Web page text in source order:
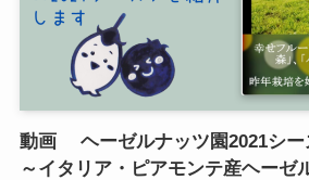
動画 ヘーゼルナッツ園2021シー
～イタリア・ピアモンテ産ヘーゼ